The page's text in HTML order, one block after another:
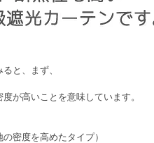
と、まず、
が高いことを意味しています。
密度を高めたタイプ）